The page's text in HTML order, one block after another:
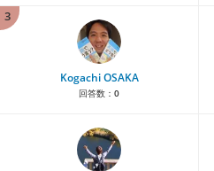
3
Kogachi OSAKA
回答数： 0